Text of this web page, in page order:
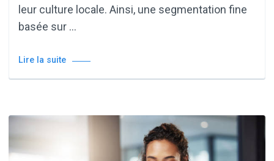
leur culture locale. Ainsi, une segmentation fine
basée sur …
Lire la suite